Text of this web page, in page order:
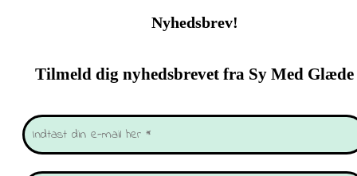
Nyhedsbrev!
Tilmeld dig nyhedsbrevet fra Sy Med Glæde